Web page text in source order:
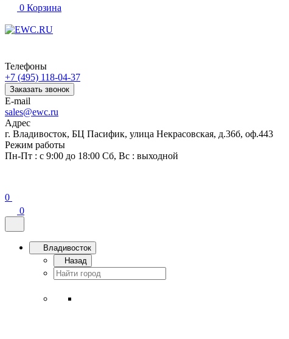
0 Корзина
Телефоны
+7 (495) 118-04-37
Заказать звонок
E-mail
sales@ewc.ru
Адрес
г. Владивосток, БЦ Пасифик, улица Некрасовская, д.36б, оф.443
Режим работы
Пн-Пт : с 9:00 до 18:00 Сб, Вс : выходной
0
0
Владивосток
Назад